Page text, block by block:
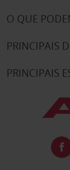
O QUE
PRINCIPAIS
PRINCIPAIS